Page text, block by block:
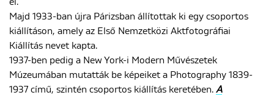
Majd 1933-ban újra Párizsban állítottak ki egy csoportos
kiállításon, amely az Első Nemzetközi Aktfotográfiai
Kiállítás nevet kapta.
1937-ben pedig a New York-i Modern Művészetek
Múzeumában mutatták be képeiket a Photography 1839-
1937 című, szintén csoportos kiállítás keretében. A